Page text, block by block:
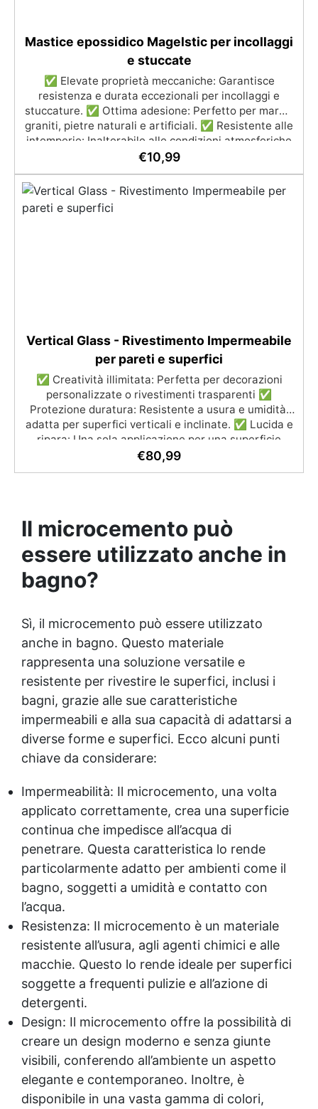
Mastice epossidico Magelstic per incollaggi
e stuccate
✅ Elevate proprietà meccaniche: Garantisce
resistenza e durata eccezionali per incollaggi e
stuccature. ✅ Ottima adesione: Perfetto per marmi,
graniti, pietre naturali e artificiali. ✅ Resistente alle
intemperie: Inalterabile alle condizioni atmosferiche
e resistente agli UV. ✅ Applicazioni verticali: Ideale
✅ Facile da usare: Miscelazione semplice con
rapporto 100:50 per risultati ottimali.
€10,99
Vertical Glass - Rivestimento Impermeabile
per pareti e superfici
✅ Creatività illimitata: Perfetta per decorazioni
personalizzate o rivestimenti trasparenti ✅
Protezione duratura: Resistente a usura e umidità,
adatta per superfici verticali e inclinate. ✅ Lucida e
ripara: Una sola applicazione per una superficie
brillante, liscia e protetta dalle infiltrazioni ✅
spessore) La confezione contiene: Vertical Glass A 2
kg + 1.4 kg Vertical Glass B
€80,99
Il microcemento può
essere utilizzato anche in
bagno?
Sì, il microcemento può essere utilizzato
anche in bagno. Questo materiale
rappresenta una soluzione versatile e
resistente per rivestire le superfici, inclusi i
bagni, grazie alle sue caratteristiche
impermeabili e alla sua capacità di adattarsi a
diverse forme e superfici. Ecco alcuni punti
chiave da considerare:
Impermeabilità: Il microcemento, una volta
applicato correttamente, crea una superficie
continua che impedisce all’acqua di
penetrare. Questa caratteristica lo rende
particolarmente adatto per ambienti come il
bagno, soggetti a umidità e contatto con
l’acqua.
Resistenza: Il microcemento è un materiale
resistente all’usura, agli agenti chimici e alle
macchie. Questo lo rende ideale per superfici
soggette a frequenti pulizie e all’azione di
detergenti.
Design: Il microcemento offre la possibilità di
creare un design moderno e senza giunte
visibili, conferendo all’ambiente un aspetto
elegante e contemporaneo. Inoltre, è
disponibile in una vasta gamma di colori,